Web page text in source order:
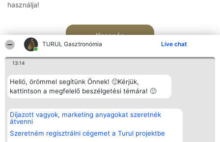
TURUL Gasztronómia Live chat
13:14
Helló, örömmel segítünk Önnek! 🙂Kérjük,
kattintson a megfelelő beszélgetési témára! 🙂
Díjazott vagyok, marketing anyagokat szeretnék
átvenni
Szeretném regisztrálni cégemet a Turul projektbe
használja!
Keresés
Rangsorszervező
SC Beautiful Company S.R.L.
Bulevardul Aleea Timișul De
Sus Nr. 2, Bl. A30, Sc. A, Et.
4, Ap. 13
Népszavazás
Nyertesek
listája
Elérhetőség
Elérhetőség